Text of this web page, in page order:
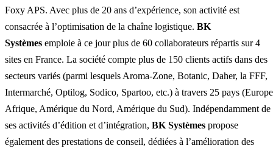
Foxy APS. Avec plus de 20 ans d’expérience, son activité est
consacrée à l’optimisation de la chaîne logistique. BK
Systèmes emploie à ce jour plus de 60 collaborateurs répartis sur 4
sites en France. La société compte plus de 150 clients actifs dans des
secteurs variés (parmi lesquels Aroma-Zone, Botanic, Daher, la FFF,
Intermarché, Optilog, Sodico, Spartoo, etc.) à travers 25 pays
Afrique, Amérique du Nord, Amérique du Sud). Indépendamment de
ses activités d’édition et d’intégration, BK Systèmes propose
également des prestations de conseil, dédiées à l’amélioration des